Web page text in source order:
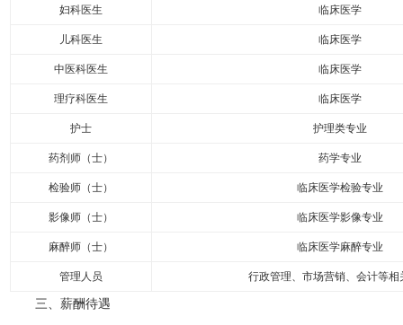
妇科医生 临床医学
儿科医生 临床医学
中医科医生 临床医学
理疗科医生 临床医学
护士 护理类专业
药剂师（士） 药学专业
检验师（士） 临床医学检验专业
影像师（士） 临床医学影像专业
麻醉师（士） 临床医学麻醉专业
管理人员 行政管理、市场营销、会计等相
三、薪酬待遇